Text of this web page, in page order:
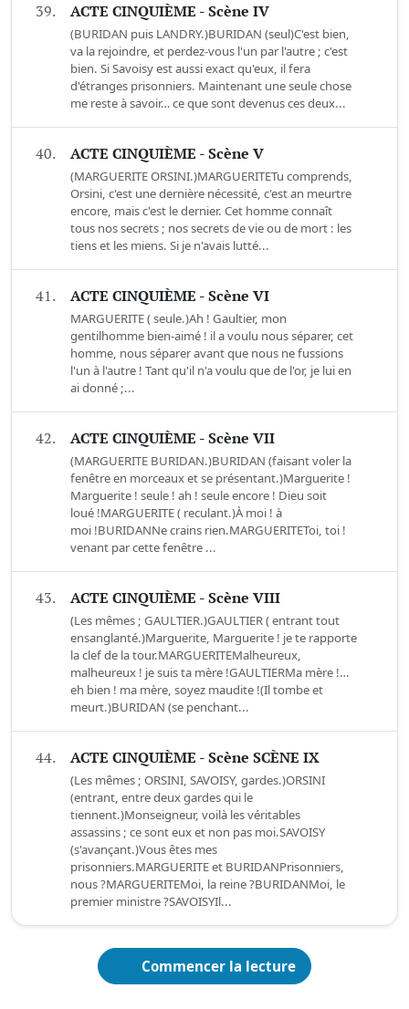
39. ACTE CINQUIÈME - Scène IV
(BURIDAN puis LANDRY.)BURIDAN (seul)C'est bien,
va la rejoindre, et perdez-vous l'un par l'autre ; c'est
bien. Si Savoisy est aussi exact qu'eux, il fera
d'étranges prisonniers. Maintenant une seule chose
me reste à savoir… ce que sont devenus ces deux...
40. ACTE CINQUIÈME - Scène V
(MARGUERITE ORSINI.)MARGUERITETu comprends,
Orsini, c'est une dernière nécessité, c'est an meurtre
encore, mais c'est le dernier. Cet homme connaît
tous nos secrets ; nos secrets de vie ou de mort : les
tiens et les miens. Si je n'avais lutté...
41. ACTE CINQUIÈME - Scène VI
MARGUERITE ( seule.)Ah ! Gaultier, mon
gentilhomme bien-aimé ! il a voulu nous séparer, cet
homme, nous séparer avant que nous ne fussions
l'un à l'autre ! Tant qu'il n'a voulu que de l'or, je lui en
ai donné ;...
42. ACTE CINQUIÈME - Scène VII
(MARGUERITE BURIDAN.)BURIDAN (faisant voler la
fenêtre en morceaux et se présentant.)Marguerite !
Marguerite ! seule ! ah ! seule encore ! Dieu soit
loué !MARGUERITE ( reculant.)À moi ! à
moi !BURIDANNe crains rien.MARGUERITEToi, toi !
venant par cette fenêtre ...
43. ACTE CINQUIÈME - Scène VIII
(Les mêmes ; GAULTIER.)GAULTIER ( entrant tout
ensanglanté.)Marguerite, Marguerite ! je te rapporte
la clef de la tour.MARGUERITEMalheureux,
malheureux ! je suis ta mère !GAULTIERMa mère !…
eh bien ! ma mère, soyez maudite !(Il tombe et
meurt.)BURIDAN (se penchant...
44. ACTE CINQUIÈME - Scène SCÈNE IX
(Les mêmes ; ORSINI, SAVOISY, gardes.)ORSINI
(entrant, entre deux gardes qui le
tiennent.)Monseigneur, voilà les véritables
assassins ; ce sont eux et non pas moi.SAVOISY
(s'avançant.)Vous êtes mes
prisonniers.MARGUERITE et BURIDANPrisonniers,
nous ?MARGUERITEMoi, la reine ?BURIDANMoi, le
premier ministre ?SAVOISYIl...
Commencer la lecture